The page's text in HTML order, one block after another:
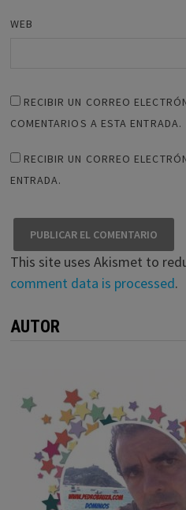
WEB
RECIBIR UN CORREO
COMENTARIOS A ESTA ENTRADA.
RECIBIR UN CORREO
ENTRADA.
This site uses Akismet to
comment data is processed.
AUTOR